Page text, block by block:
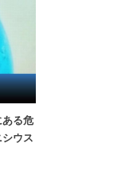
ある危
ウス